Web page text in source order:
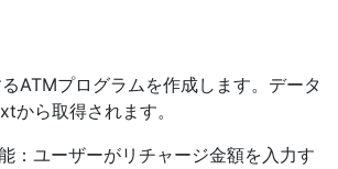
ATMプログラムを作成します。データ
から取得されます。
：ユーザーがリチャージ金額を入力す